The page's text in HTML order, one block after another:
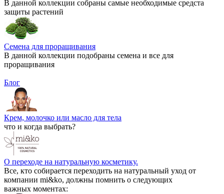
В данной коллекции собраны самые необходимые средста
защиты растений
Семена для проращивания
В данной коллекции подобраны семена и все для
проращивания
Блог
Крем, молочко или масло для тела
что и когда выбрать?
О переходе на натуральную косметику.
Все, кто собирается переходить на натуральный уход от
компании mi&ko, должны помнить о следующих
важных моментах: